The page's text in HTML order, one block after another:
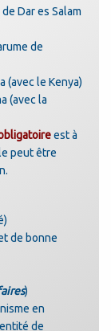
Dar es Salam
de
(avec le Kenya)
(avec la
est à
peut être
de bonne
)
en
de